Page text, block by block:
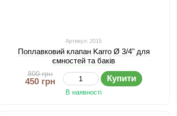
Артикул: 2015
Поплавковий клапан Karro Ø 3/4" для
ємностей та баків
800 грн
450 грн Купити
В наявності